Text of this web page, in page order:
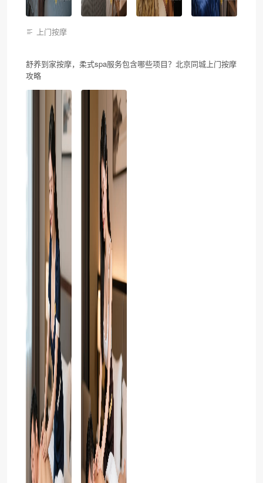
上门按摩
舒养到家按摩，柔式spa服务包含哪些项目？北京同城上门按摩
攻略